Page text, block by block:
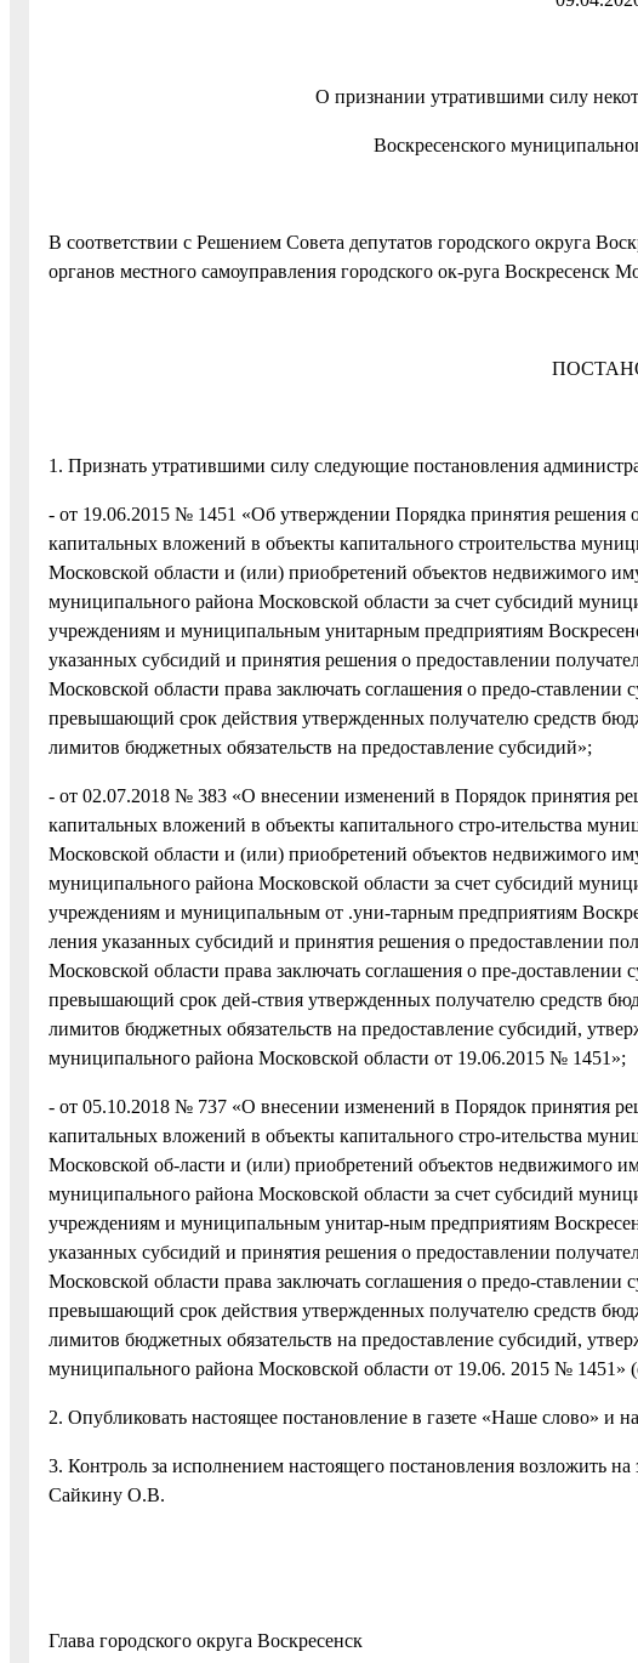
О признании утратившими силу
Воскресенского
В соответствии с Решением Совета депутатов городского округа
органов местного самоуправления городского ок-руга Воскресенск
1. Признать утратившими силу следующие постановления
- от 19.06.2015 № 1451 «Об утверждении Порядка принятия решения
капитальных вложений в объекты капитального строительства
Московской области и (или) приобретений объектов недвижимого
муниципального района Московской области за счет субсидий
учреждениям и муниципальным унитарным предприятиям
указанных субсидий и принятия решения о предоставлении
Московской области права заключать соглашения о предо-
превышающий срок действия утвержденных получателю средств
лимитов бюджетных обязательств на предоставление субсидий»;
- от 02.07.2018 № 383 «О внесении изменений в Порядок принятия
капитальных вложений в объекты капитального стро-ительства
Московской области и (или) приобретений объектов недвижимого
муниципального района Московской области за счет субсидий
учреждениям и муниципальным от .уни-тарным предприятиям
ления указанных субсидий и принятия решения о предоставлении
Московской области права заключать соглашения о пре-
превышающий срок дей-ствия утвержденных получателю средств
лимитов бюджетных обязательств на предоставление субсидий,
муниципального района Московской области от 19.06.2015 № 1451»;
- от 05.10.2018 № 737 «О внесении изменений в Порядок принятия
капитальных вложений в объекты капитального стро-ительства
Московской об-ласти и (или) приобретений объектов недвижимого
муниципального района Московской области за счет субсидий
учреждениям и муниципальным унитар-ным предприятиям
указанных субсидий и принятия решения о предоставлении
Московской области права заключать соглашения о предо-
превышающий срок действия утвержденных получателю средств
лимитов бюджетных обязательств на предоставление субсидий,
муниципального района Московской области от 19.06. 2015 №
2. Опубликовать настоящее постановление в газете «Наше слово» и
3. Контроль за исполнением настоящего постановления возложить
Сайкину О.В.
Глава городского округа